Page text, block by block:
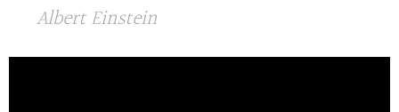
Albert Einstein